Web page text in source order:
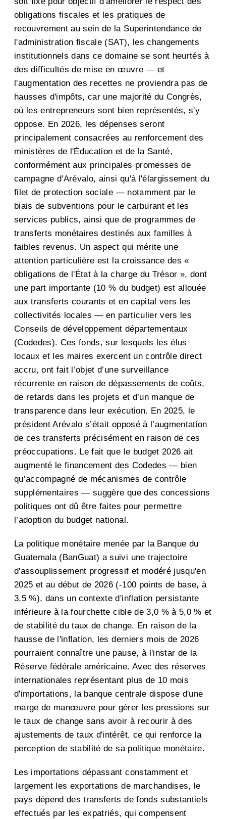
obligations fiscales et les pratiques de
recouvrement au sein de la Superintendance de
l'administration fiscale (SAT), les changements
institutionnels dans ce domaine se sont heurtés à
des difficultés de mise en œuvre — et
l'augmentation des recettes ne proviendra pas de
hausses d'impôts, car une majorité du Congrès,
où les entrepreneurs sont bien représentés, s'y
oppose. En 2026, les dépenses seront
principalement consacrées au renforcement des
ministères de l'Éducation et de la Santé,
conformément aux principales promesses de
campagne d'Arévalo, ainsi qu'à l'élargissement du
filet de protection sociale — notamment par le
biais de subventions pour le carburant et les
services publics, ainsi que de programmes de
transferts monétaires destinés aux familles à
faibles revenus. Un aspect qui mérite une
attention particulière est la croissance des «
obligations de l'État à la charge du Trésor », dont
une part importante (10 % du budget) est allouée
aux transferts courants et en capital vers les
collectivités locales — en particulier vers les
Conseils de développement départementaux
(Codedes). Ces fonds, sur lesquels les élus
locaux et les maires exercent un contrôle direct
accru, ont fait l’objet d’une surveillance
récurrente en raison de dépassements de coûts,
de retards dans les projets et d’un manque de
transparence dans leur exécution. En 2025, le
président Arévalo s’était opposé à l’augmentation
de ces transferts précisément en raison de ces
préoccupations. Le fait que le budget 2026 ait
augmenté le financement des Codedes — bien
qu’accompagné de mécanismes de contrôle
supplémentaires — suggère que des concessions
politiques ont dû être faites pour permettre
l’adoption du budget national.
La politique monétaire menée par la Banque du
Guatemala (BanGuat) a suivi une trajectoire
d'assouplissement progressif et modéré jusqu'en
2025 et au début de 2026 (-100 points de base, à
3,5 %), dans un contexte d'inflation persistante
inférieure à la fourchette cible de 3,0 % à 5,0 % et
de stabilité du taux de change. En raison de la
hausse de l'inflation, les derniers mois de 2026
pourraient connaître une pause, à l'instar de la
Réserve fédérale américaine. Avec des réserves
internationales représentant plus de 10 mois
d'importations, la banque centrale dispose d'une
marge de manœuvre pour gérer les pressions sur
le taux de change sans avoir à recourir à des
ajustements de taux d'intérêt, ce qui renforce la
perception de stabilité de sa politique monétaire.
Les importations dépassant constamment et
largement les exportations de marchandises, le
pays dépend des transferts de fonds substantiels
effectués par les expatriés, qui compensent